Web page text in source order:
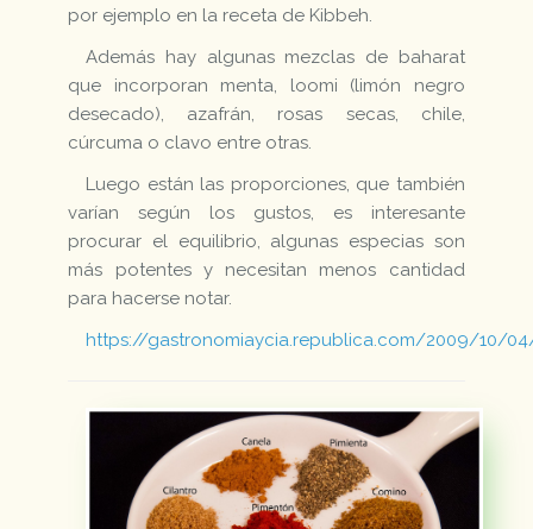
por ejemplo en la receta de Kibbeh.
Además hay algunas mezclas de baharat
que incorporan menta, loomi (limón negro
desecado), azafrán, rosas secas, chile,
cúrcuma o clavo entre otras.
Luego están las proporciones, que también
varían según los gustos, es interesante
procurar el equilibrio, algunas especias son
más potentes y necesitan menos cantidad
para hacerse notar.
https://gastronomiaycia.republica.com/2009/10/